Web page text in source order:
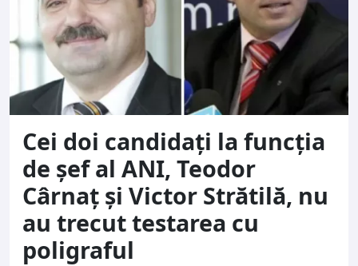
Cei doi candidați la funcția
de șef al ANI, Teodor
Cârnaț și Victor Strătilă, nu
au trecut testarea cu
poligraful